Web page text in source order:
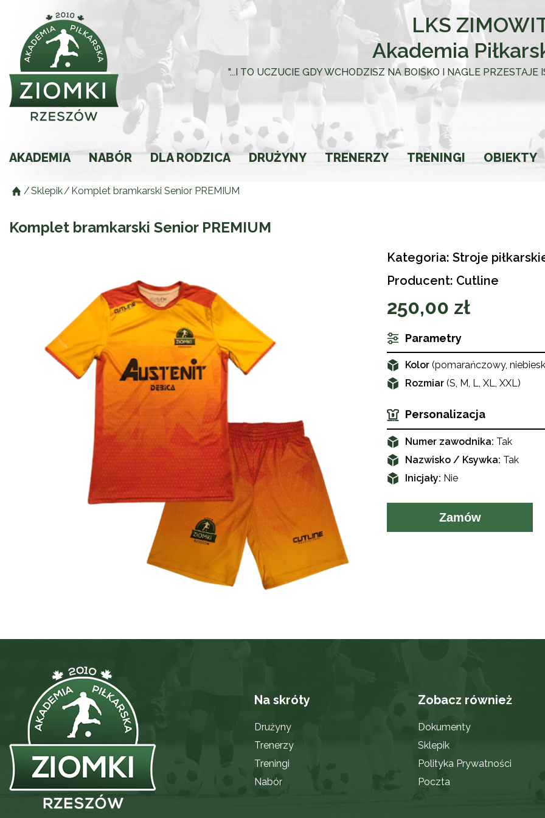
LKS
Akademia
"...I TO UCZUCIE GDY WCHODZISZ NA BOISKO I NAGLE PRZESTAJE
AKADEMIA
Historia
NABÓR DLA RODZICA
Rodzic młodego sportowca
DRUŻYNY TRENERZY TRENINGI OBIEKTY
/Sklepik/ Komplet bramkarski Senior PREMIUM
Komplet bramkarski Senior PREMIUM
Kategoria: Stroje
Producent: Cutline
250,00 zł
Parametry
Kolor(pomarańczowy,
Rozmiar(S, M, L, XL, XXL)
Personalizacja
Numer zawodnika: Tak
Nazwisko / Ksywka: Tak
Inicjały: Nie
Zamów
Na skróty
Drużyny
Trenerzy
Treningi
Nabór
Zobacz również
Dokumenty
Sklepik
Polityka Prywatności
Poczta